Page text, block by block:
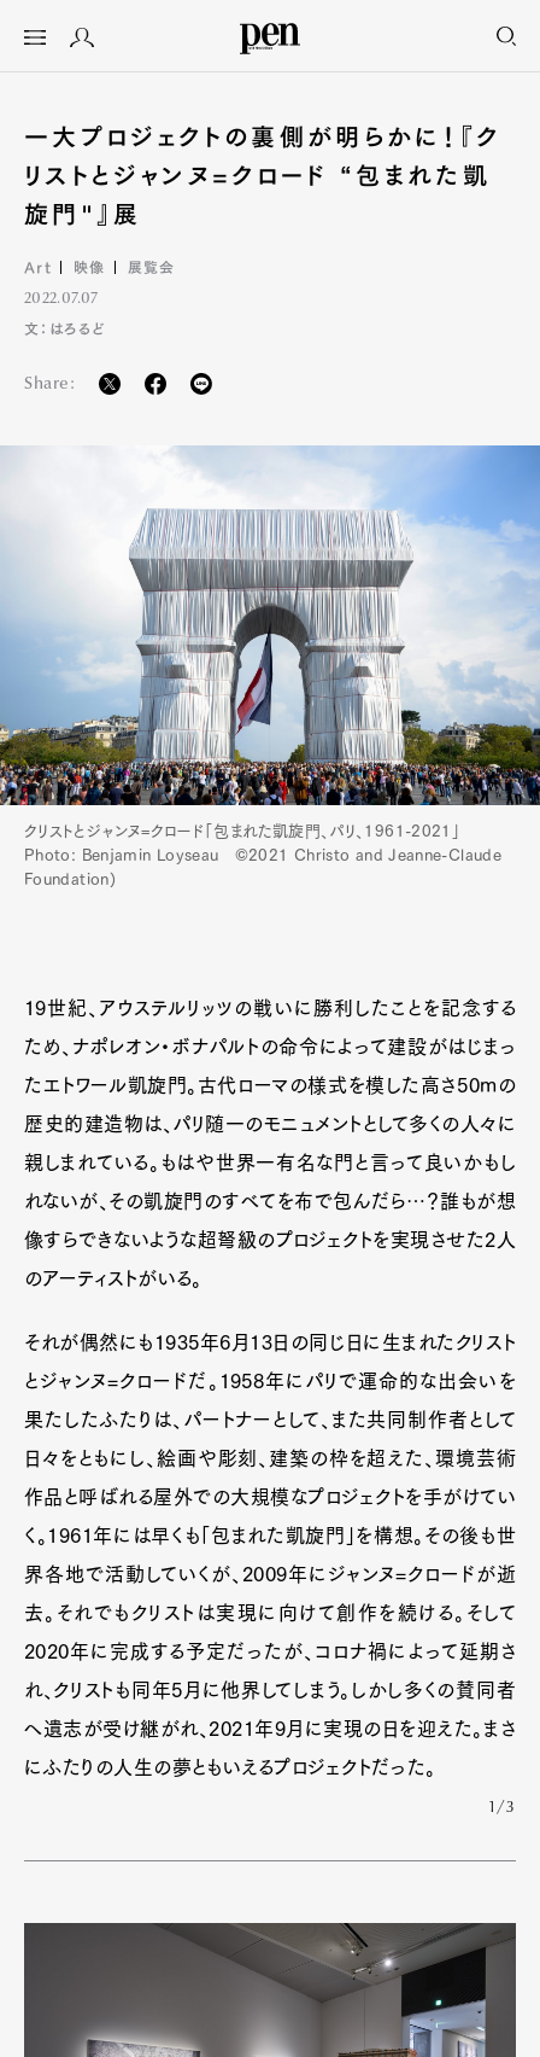
一大プロジェクトの裏側が明らかに！『ク
リストとジャンヌ=クロード “包まれた凱
旋門"』展
Art 映像 展覧会
2022.07.07
文：はろるど
Share:
クリストとジャンヌ=クロード「包まれた凱旋門、パリ、1961-2021」
Photo: Benjamin Loyseau ©2021 Christo and Jeanne-Claude
Foundation)
19世紀、アウステルリッツの戦いに勝利したことを記念する
ため、ナポレオン・ボナパルトの命令によって建設がはじまっ
たエトワール凱旋門。古代ローマの様式を模した高さ50mの
歴史的建造物は、パリ随一のモニュメントとして多くの人々に
親しまれている。もはや世界一有名な門と言って良いかもし
れないが、その凱旋門のすべてを布で包んだら…？誰もが想
像すらできないような超弩級のプロジェクトを実現させた2人
のアーティストがいる。
それが偶然にも1935年6月13日の同じ日に生まれたクリスト
とジャンヌ=クロードだ。1958年にパリで運命的な出会いを
果たしたふたりは、パートナーとして、また共同制作者として
日々をともにし、絵画や彫刻、建築の枠を超えた、環境芸術
作品と呼ばれる屋外での大規模なプロジェクトを手がけてい
く。1961年には早くも「包まれた凱旋門」を構想。その後も世
界各地で活動していくが、2009年にジャンヌ=クロードが逝
去。それでもクリストは実現に向けて創作を続ける。そして
2020年に完成する予定だったが、コロナ禍によって延期さ
れ、クリストも同年5月に他界してしまう。しかし多くの賛同者
へ遺志が受け継がれ、2021年9月に実現の日を迎えた。まさ
にふたりの人生の夢ともいえるプロジェクトだった。
1/3